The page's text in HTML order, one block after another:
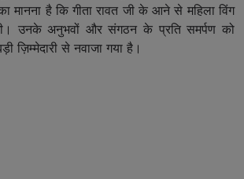
मानना है कि गीता रावत जी के आने से महिला विंग
उनके अनुभवों और संगठन के प्रति समर्पण को
ज़िम्मेदारी से नवाजा गया है।